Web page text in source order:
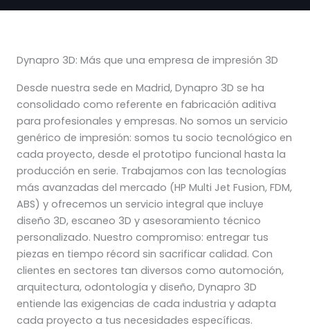
Dynapro 3D: Más que una empresa de impresión 3D
Desde nuestra sede en Madrid, Dynapro 3D se ha
consolidado como referente en fabricación aditiva
para profesionales y empresas. No somos un servicio
genérico de impresión: somos tu socio tecnológico en
cada proyecto, desde el prototipo funcional hasta la
producción en serie. Trabajamos con las tecnologías
más avanzadas del mercado (HP Multi Jet Fusion, FDM,
ABS) y ofrecemos un servicio integral que incluye
diseño 3D, escaneo 3D y asesoramiento técnico
personalizado. Nuestro compromiso: entregar tus
piezas en tiempo récord sin sacrificar calidad. Con
clientes en sectores tan diversos como automoción,
arquitectura, odontología y diseño, Dynapro 3D
entiende las exigencias de cada industria y adapta
cada proyecto a tus necesidades específicas.